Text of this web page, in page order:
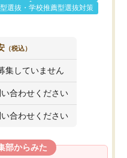
選抜・学校推薦型選抜対策
（税込）
集していません
合わせください
合わせください
部からみた